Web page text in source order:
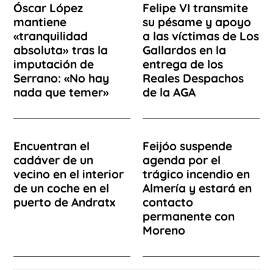
Óscar López
mantiene
«tranquilidad
absoluta» tras la
imputación de
Serrano: «No hay
nada que temer»
Felipe VI transmite
su pésame y apoyo
a las víctimas de Los
Gallardos en la
entrega de los
Reales Despachos
de la AGA
Encuentran el
cadáver de un
vecino en el interior
de un coche en el
puerto de Andratx
Feijóo suspende
agenda por el
trágico incendio en
Almería y estará en
contacto
permanente con
Moreno